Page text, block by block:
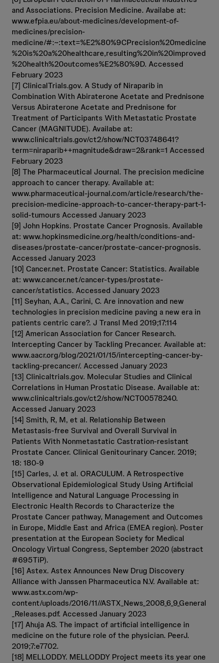
and Associations. Precision Medicine. Availabe at:
www.efpia.eu/about-medicines/development-of-
medicines/precision-
medicine/#:~:text=%E2%80%9CPrecision%20medicine
%20is%20a%20healthcare,resulting%20in%20improved
%20health%20outcomes%E2%80%9D. Accessed
February 2023
[7] ClinicalTrials.gov. A Study of Niraparib in
Combination With Abiraterone Acetate and Prednisone
Versus Abiraterone Acetate and Prednisone for
Treatment of Participants With Metastatic Prostate
Cancer (MAGNITUDE). Availabe at:
www.clinicaltrials.gov/ct2/show/NCT03748641?
term=niraparib++magnitude&draw=2&rank=1 Accessed
February 2023
[8] The Pharmaceutical Journal. The precision medicine
approach to cancer therapy. Available at:
www.pharmaceutical-journal.com/article/research/the-
precision-medicine-approach-to-cancer-therapy-part-1-
solid-tumours Accessed January 2023
[9] John Hopkins. Prostate Cancer Prognosis. Available
at: www.hopkinsmedicine.org/health/conditions-and-
diseases/prostate-cancer/prostate-cancer-prognosis.
Accessed January 2023
[10] Cancer.net. Prostate Cancer: Statistics. Available
at: www.cancer.net/cancer-types/prostate-
cancer/statistics. Accessed January 2023
[11] Seyhan, A.A., Carini, C. Are innovation and new
technologies in precision medicine paving a new era in
patients centric care?. J Transl Med 2019;17:114
[12] American Association for Cancer Research.
Intercepting Cancer by Tackling Precancer. Available at:
www.aacr.org/blog/2021/01/15/intercepting-cancer-by-
tackling-precancer/. Accessed January 2023
[13] Clinicaltrials.gov. Molecular Studies and Clinical
Correlations in Human Prostatic Disease. Available at:
www.clinicaltrials.gov/ct2/show/NCT00578240.
Accessed January 2023
[14] Smith, R, M, et al. Relationship Between
Metastasis-free Survival and Overall Survival in
Patients With Nonmetastatic Castration-resistant
Prostate Cancer. Clinical Genitourinary Cancer. 2019;
18: 180-9
[15] Carles, J. et al. ORACULUM. A Retrospective
Observational Epidemiological Study Using Artificial
Intelligence and Natural Language Processing in
Electronic Health Records to Characterize the
Prostate Cancer pathway, Management and Outcomes
in Europe, Middle East and Africa (EMEA region). Poster
presentation at the European Society for Medical
Oncology Virtual Congress, September 2020 (abstract
#695TiP).
[16] Astex. Astex Announces New Drug Discovery
Alliance with Janssen Pharmaceutica N.V. Available at:
www.astx.com/wp-
content/uploads/2016/11//ASTX_News_2008_6_9_General
_Releases.pdf. Accessed January 2023
[17] Ahuja AS. The impact of artificial intelligence in
medicine on the future role of the physician. PeerJ.
2019;7:e7702.
[18] MELLODDY. MELLODDY Project meets its year one